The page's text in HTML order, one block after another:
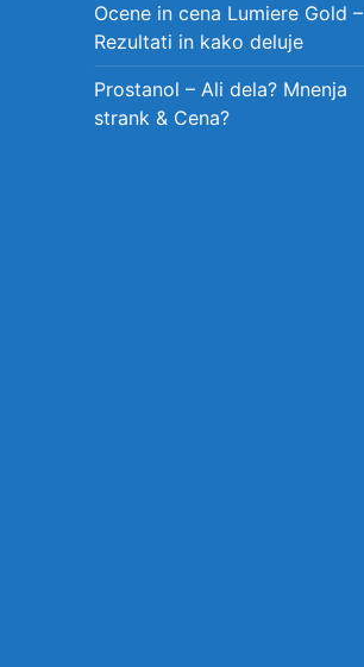
Ocene in cena Lumiere Gold –
Rezultati in kako deluje
Prostanol – Ali dela? Mnenja
strank & Cena?